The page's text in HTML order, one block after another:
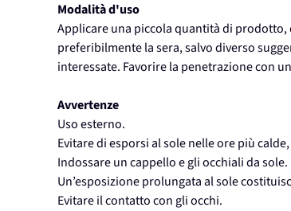
Modalità d'uso
Applicare una piccola quantità di
preferibilmente la sera, salvo diverso
interessate. Favorire la penetrazione con
Avvertenze
Uso esterno.
Evitare di esporsi al sole nelle ore più calde,
Indossare un cappello e gli occhiali da sole.
Un’esposizione prolungata al sole
Evitare il contatto con gli occhi.